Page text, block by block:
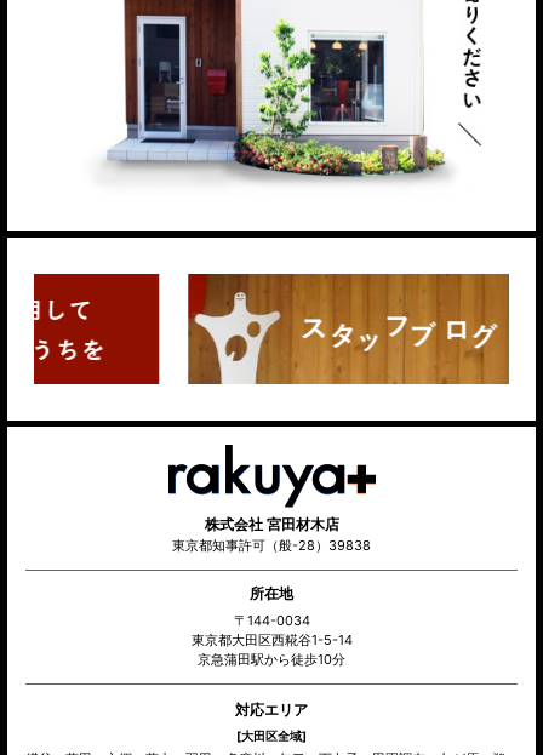
株式会社 宮田材木店
東京都知事許可（般-28）39838
所在地
〒144-0034
東京都大田区西糀谷1-5-14
京急蒲田駅から徒歩10分
対応エリア
[大田区全域]